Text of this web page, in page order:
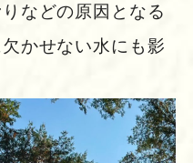
などの原因となる
かせない水にも影